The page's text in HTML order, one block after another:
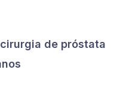
de próstata